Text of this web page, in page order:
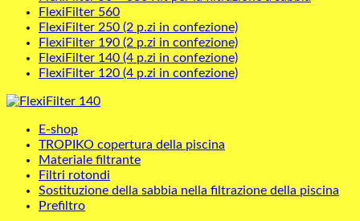
FlexiFilter 560
FlexiFilter 250 (2 p.zi in confezione)
FlexiFilter 190 (2 p.zi in confezione)
FlexiFilter 140 (4 p.zi in confezione)
FlexiFilter 120 (4 p.zi in confezione)
E-shop
TROPIKO copertura della piscina
Materiale filtrante
Filtri rotondi
Sostituzione della sabbia nella filtrazione della piscina
Prefiltro